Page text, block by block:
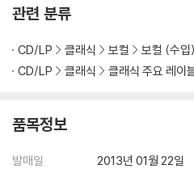
관련 분류
CD/LP 클래식 보컬
보컬 (수입)
CD/LP
클래식 클래식 주요 레이
품목정보
발매일
2013년 01월 22일